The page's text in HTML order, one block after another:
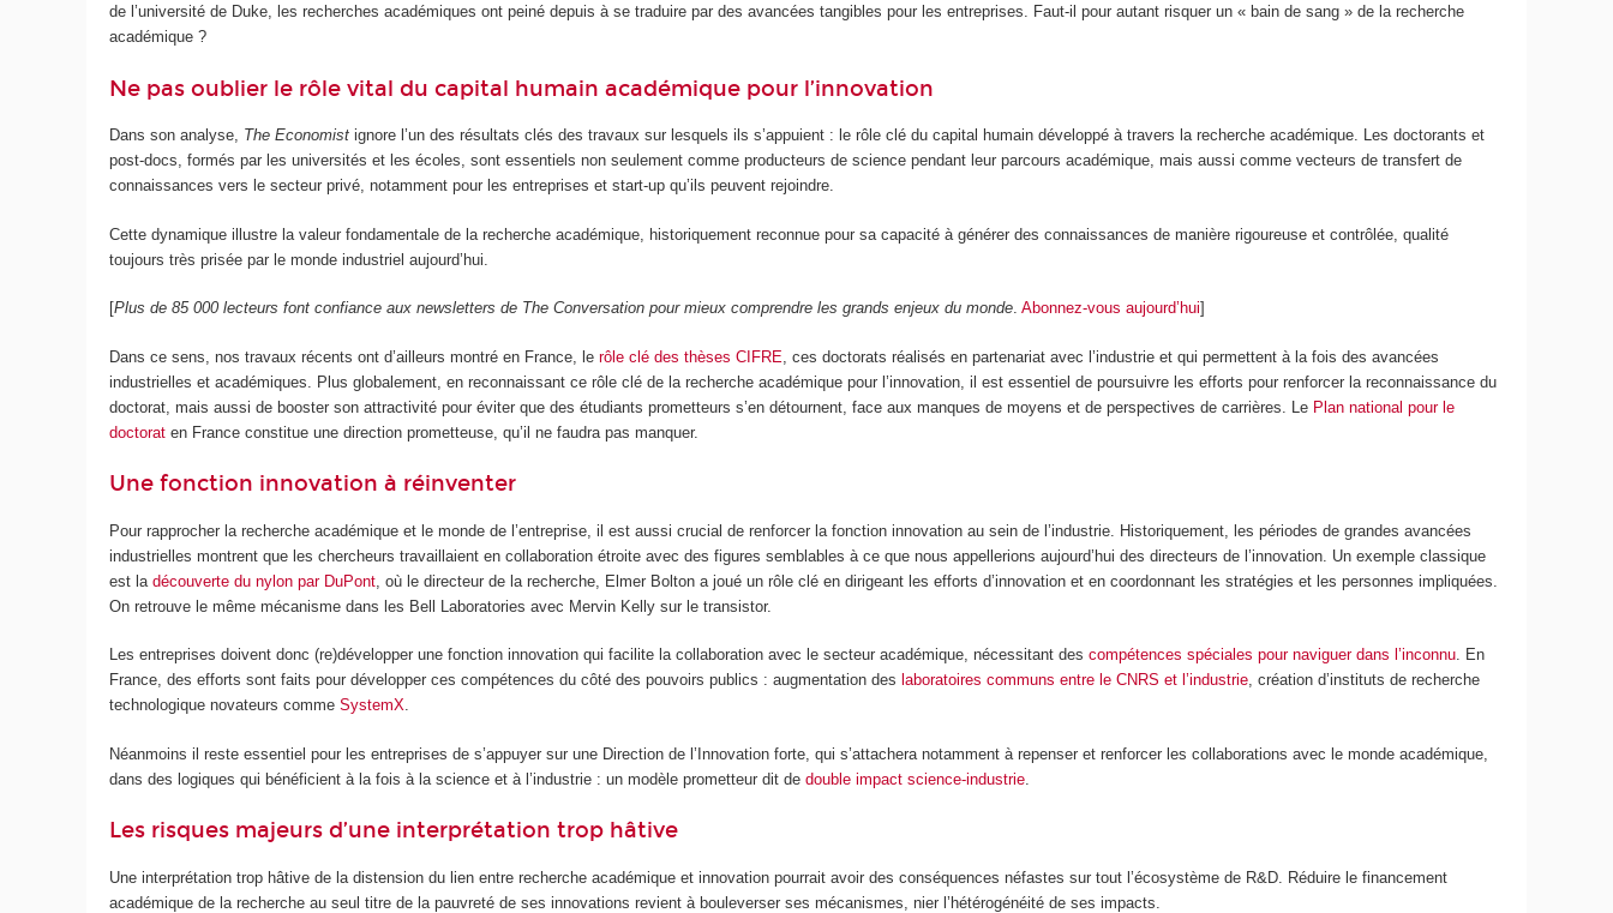
de l’université de Duke, les recherches académiques ont peiné depuis à se traduire par des avancées tangibles pour les entreprises. Faut-il pour autant risquer un « bain de sang » de la recherche
académique ?
Ne pas oublier le rôle vital du capital humain académique pour l’innovation
Dans son analyse, The Economist ignore l’un des résultats clés des travaux sur lesquels ils s’appuient : le rôle clé du capital humain développé à travers la recherche académique. Les doctorants et
post-docs, formés par les universités et les écoles, sont essentiels non seulement comme producteurs de science pendant leur parcours académique, mais aussi comme vecteurs de transfert de
connaissances vers le secteur privé, notamment pour les entreprises et start-up qu’ils peuvent rejoindre.
Cette dynamique illustre la valeur fondamentale de la recherche académique, historiquement reconnue pour sa capacité à générer des connaissances de manière rigoureuse et contrôlée, qualité
toujours très prisée par le monde industriel aujourd’hui.
[Plus de 85 000 lecteurs font confiance aux newsletters de The Conversation pour mieux comprendre les grands enjeux du monde.Abonnez-vous aujourd’hui]
Dans ce sens, nos travaux récents ont d’ailleurs montré en France, lerôle clé des thèses CIFRE , ces doctorats réalisés en partenariat avec l’industrie et qui permettent à la fois des avancées
industrielles et académiques. Plus globalement, en reconnaissant ce rôle clé de la recherche académique pour l’innovation, il est essentiel de poursuivre les efforts pour renforcer la reconnaissance du
doctorat, mais aussi de booster son attractivité pour éviter que des étudiants prometteurs s’en détournent, face aux manques de moyens et de perspectives de carrières. Le Plan national pour le
doctorat en France constitue une direction prometteuse, qu’il ne faudra pas manquer.
Une fonction innovation à réinventer
Pour rapprocher la recherche académique et le monde de l’entreprise, il est aussi crucial de renforcer la fonction innovation au sein de l’industrie. Historiquement, les périodes de grandes avancées
industrielles montrent que les chercheurs travaillaient en collaboration étroite avec des figures semblables à ce que nous appellerions aujourd’hui des directeurs de l’innovation. Un exemple classique
est ladécouverte du nylon par DuPont , où le directeur de la recherche, Elmer Bolton a joué un rôle clé en dirigeant les efforts d’innovation et en coordonnant les stratégies et les personnes impliquées.
On retrouve le même mécanisme dans les Bell Laboratories avec Mervin Kelly sur le transistor.
Les entreprises doivent donc (re)développer une fonction innovation qui facilite la collaboration avec le secteur académique, nécessitant descompétences spéciales pour naviguer dans l’inconnu. En
France, des efforts sont faits pour développer ces compétences du côté des pouvoirs publics : augmentation des laboratoires communs entre le CNRS et l’industrie, création d’instituts de recherche
technologique novateurs commeSystemX.
Néanmoins il reste essentiel pour les entreprises de s’appuyer sur une Direction de l’Innovation forte, qui s’attachera notamment à repenser et renforcer les collaborations avec le monde académique,
dans des logiques qui bénéficient à la fois à la science et à l’industrie : un modèle prometteur dit dedouble impact science-industrie
Les risques majeurs d’une interprétation trop hâtive
Une interprétation trop hâtive de la distension du lien entre recherche académique et innovation pourrait avoir des conséquences néfastes sur tout l’écosystème de R&D. Réduire le financement
académique de la recherche au seul titre de la pauvreté de ses innovations revient à bouleverser ses mécanismes, nier l’hétérogénéité de ses impacts.